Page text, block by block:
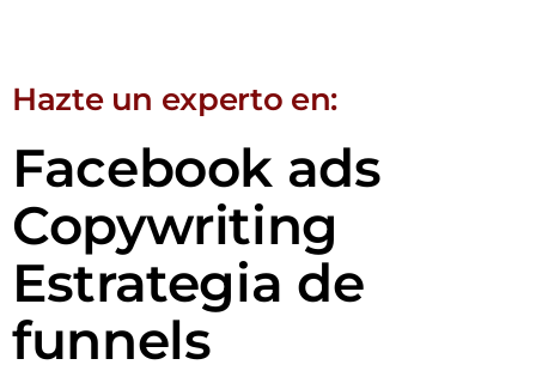
Hazte un experto en:
Facebook ads
Copywriting
Estrategia de
funnels